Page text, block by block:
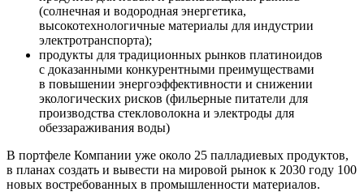
(солнечная и водородная энергетика,
высокотехнологичные материалы для индустрии
электротранспорта);
продукты для традиционных рынков платиноидов
с доказанными конкурентными преимуществами
в повышении энергоэффективности и снижении
экологических рисков (фильерные питатели для
производства стекловолокна и электроды для
обеззараживания воды)
В портфеле Компании уже около 25 палладиевых продуктов,
в планах создать и вывести на мировой рынок к 2030 году 100
новых востребованных в промышленности материалов.